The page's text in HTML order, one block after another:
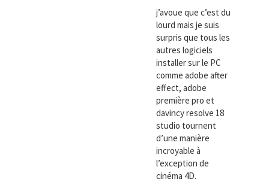
j’avoue que c’est du
lourd mais je suis
surpris que tous les
autres logiciels
installer sur le PC
comme adobe after
effect, adobe
première pro et
davincy resolve 18
studio tournent
d’une manière
incroyable à
l’exception de
cinéma 4D.